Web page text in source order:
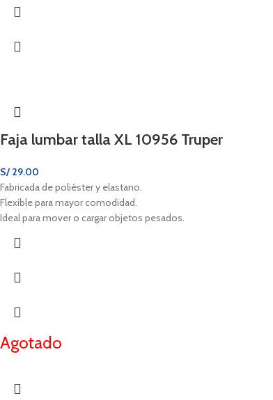
Faja lumbar talla XL 10956 Truper
S/ 29.00
Fabricada de poliéster y elastano.
Flexible para mayor comodidad.
Ideal para mover o cargar objetos pesados.
Agotado